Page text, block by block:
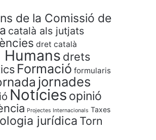
de la Comissió de
català als jutjats
dret català
Humans drets
Formació formularis
jornades
Notícies opinió
Projectes Internacionals Taxes
jurídica Torn